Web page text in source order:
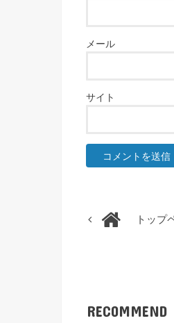
メール
サイト
トップ
RECOMMEND